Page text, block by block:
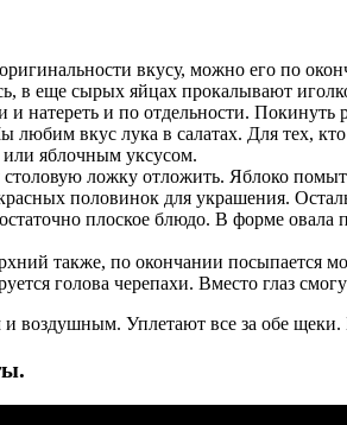
вкусу, можно его по
в еще сырых яйцах прокалывают
натереть и по отдельности. Покинуть
любим вкус лука в салатах. Для тех,
яблочным уксусом.
ложку отложить. Яблоко
половинок для украшения.
плоское блюдо. В форме
также, по окончании посыпается
голова черепахи. Вместо глаз
воздушным. Уплетают все за обе щеки.